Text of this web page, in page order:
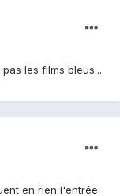
les films bleus...
en rien l'entrée